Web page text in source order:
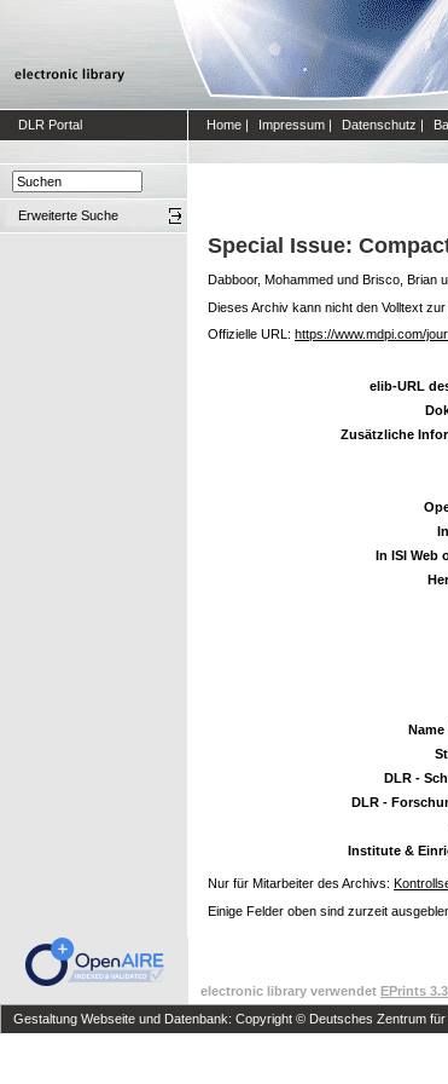
DLR Portal Home | Impressum | Datenschutz |
Erweiterte Suche
Special Issue:
Dabboor, Mohammed und Brisco, Brian
Dieses Archiv kann nicht den Volltext zur
Offizielle URL: https://www.mdpi.com/
elib-URL
Zusätzliche
In ISI Web
Name
DLR -
DLR -
Institute &
Nur für Mitarbeiter des Archivs:
Einige Felder oben sind zurzeit
electronic library verwendet EPrints
Gestaltung Webseite und Datenbank: Copyright © Deutsches Zentrum